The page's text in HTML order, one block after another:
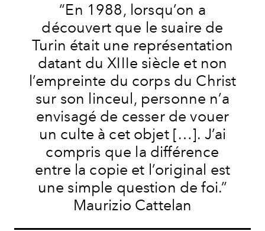
“En 1988, lorsqu’on a
découvert que le suaire de
Turin était une représentation
datant du XIIIe siècle et non
l’empreinte du corps du Christ
sur son linceul, personne n’a
envisagé de cesser de vouer
un culte à cet objet […]. J’ai
compris que la différence
entre la copie et l’original est
une simple question de foi.”
Maurizio Cattelan